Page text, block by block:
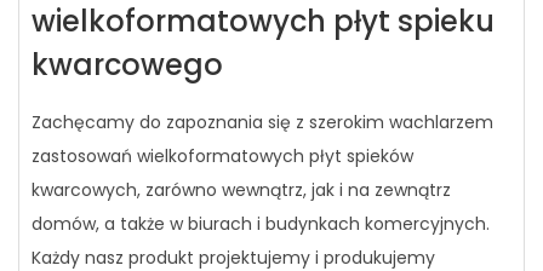
wielkoformatowych płyt spieku
kwarcowego
Zachęcamy do zapoznania się z szerokim wachlarzem
zastosowań wielkoformatowych płyt spieków
kwarcowych, zarówno wewnątrz, jak i na zewnątrz
domów, a także w biurach i budynkach komercyjnych.
Każdy nasz produkt projektujemy i produkujemy